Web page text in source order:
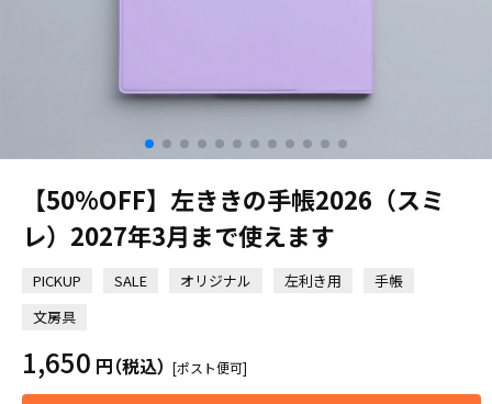
【50%OFF】左ききの手帳2026（スミ
レ）2027年3月まで使えます
PICKUP SALE オリジナル 左利き用
手帳
文房具
1,650 円（税込）[ポスト便可]